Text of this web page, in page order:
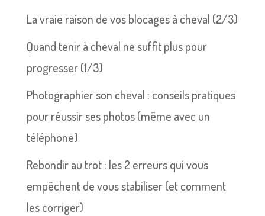
La vraie raison de vos blocages à cheval (2/3)
Quand tenir à cheval ne suffit plus pour
progresser (1/3)
Photographier son cheval : conseils pratiques
pour réussir ses photos (même avec un
téléphone)
Rebondir au trot : les 2 erreurs qui vous
empêchent de vous stabiliser (et comment
les corriger)